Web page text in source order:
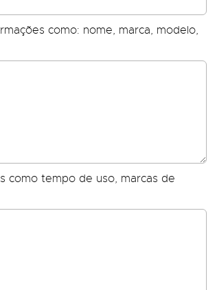
como: nome, marca, modelo,
como tempo de uso, marcas de